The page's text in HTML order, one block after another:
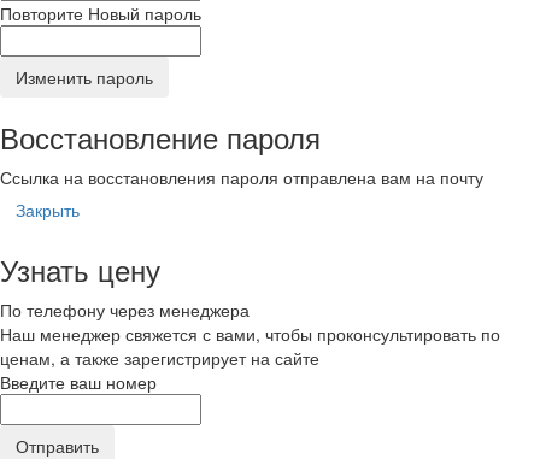
Повторите Новый пароль
Изменить пароль
Восстановление пароля
Ссылка на восстановления пароля отправлена вам на почту
Закрыть
Узнать цену
По телефону через менеджера
Наш менеджер свяжется с вами, чтобы проконсультировать по
ценам, а также зарегистрирует на сайте
Введите ваш номер